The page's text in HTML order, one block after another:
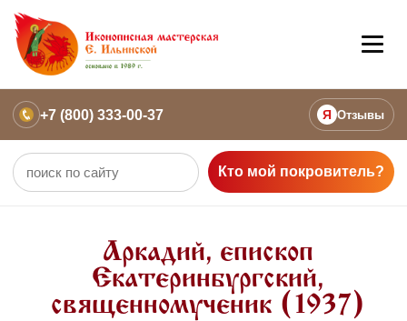
+7 (800) 333-00-37 Я Отзывы
Кто мой покровитель?
Аркадий, епископ
Екатеринбургский,
священномученик (1937)